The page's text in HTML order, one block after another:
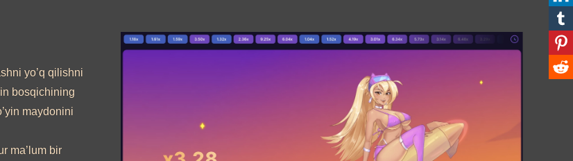
yo’q qilishni
bosqichining
maydonini
ma’lum bir